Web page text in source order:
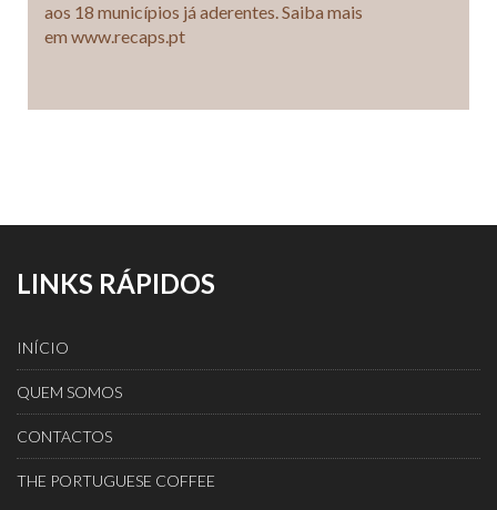
aos 18 municípios já aderentes. Saiba mais
em www.recaps.pt
LINKS RÁPIDOS
INÍCIO
QUEM SOMOS
CONTACTOS
THE PORTUGUESE COFFEE